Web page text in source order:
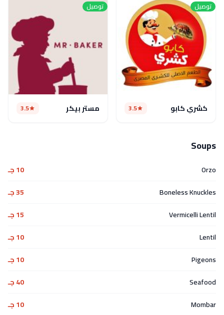
توصيل
كشري كابو 3.5
توصيل
مستر بيكر 3.5
Soups
Orzo
10 جـ
Boneless Knuckles
35 جـ
Vermicelli Lentil
15 جـ
Lentil
10 جـ
Pigeons
10 جـ
Seafood
40 جـ
Mombar
10 جـ